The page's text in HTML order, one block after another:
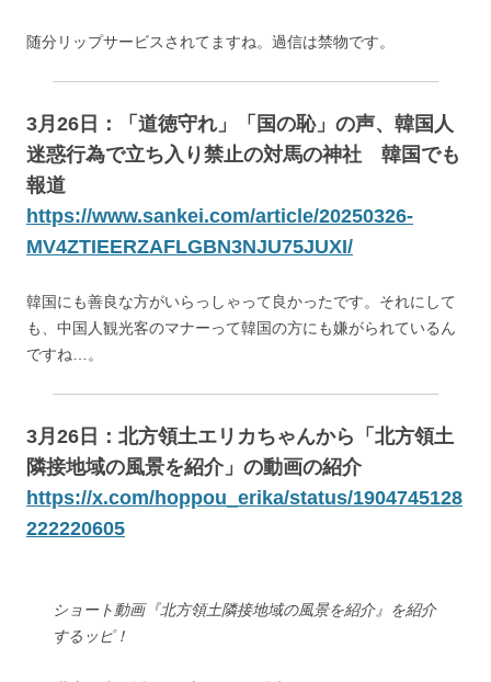
随分リップサービスされてますね。過信は禁物です。
3月26日：「道徳守れ」「国の恥」の声、韓国人
迷惑行為で立ち入り禁止の対馬の神社 韓国でも
報道
https://www.sankei.com/article/20250326-
MV4ZTIEERZAFLGBN3NJU75JUXI/
韓国にも善良な方がいらっしゃって良かったです。それにして
も、中国人観光客のマナーって韓国の方にも嫌がられているん
ですね…。
3月26日：北方領土エリカちゃんから「北方領土
隣接地域の風景を紹介」の動画の紹介
https://x.com/hoppou_erika/status/1904745128
222220605
ショート動画『北方領土隣接地域の風景を紹介』を紹介
するッピ！